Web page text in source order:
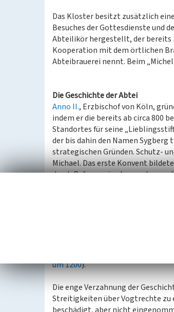
Das Kloster besitzt zusätzlich
Besuches der Gottesdienste und
Abteilikör hergestellt, der bereits
Kooperation mit dem örtlichen
Abteibrauerei nennt. Beim
Die Geschichte der Abtei
Anno II., Erzbischof von Köln,
indem er die bereits ab circa 800
Standortes für seine
der bis dahin den Namen
strategischen Gründen. Schutz-
Michael. Das erste Konvent
durch Reformmönche aus der
nach dem Vorbild einer
hauptsächlich eine strengere
innerhalb des kirchlichen Lebens
Vorstellungen Annos
überregionale Beachtung. Der
Gebeine des heiligen Anno
reich verzierten „Annoschrein“
um 1200).
Die enge Verzahnung der
Streitigkeiten über Vogtrechte zu